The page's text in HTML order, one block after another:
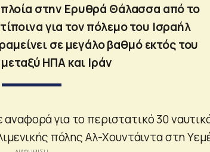
στην Ερυθρά Θάλασσα από το
για τον πόλεμο του Ισραήλ
σε μεγάλο βαθμό εκτός του
ΗΠΑ και Ιράν
για το περιστατικό 30
πόλης Αλ-Χουντάιντα στη